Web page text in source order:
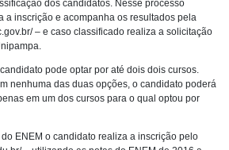
dos candidatos. Nesse processo
a inscrição e acompanha os resultados pela
– e caso classificado realiza a solicitação
pode optar por até dois dois cursos.
nenhuma das duas opções, o candidato poderá
em um dos cursos para o qual optou por
ENEM o candidato realiza a inscrição pelo